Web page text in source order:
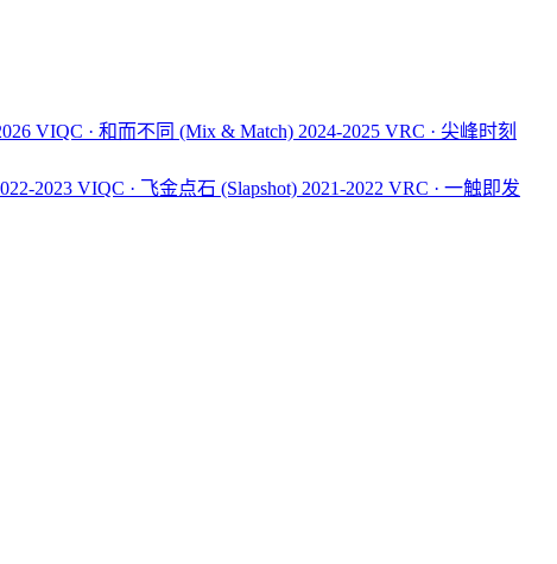
VIQC · 和而不同 (Mix & Match) 2024-2025 VRC · 尖峰时刻
2023 VIQC · 飞金点石 (Slapshot) 2021-2022 VRC · 一触即发